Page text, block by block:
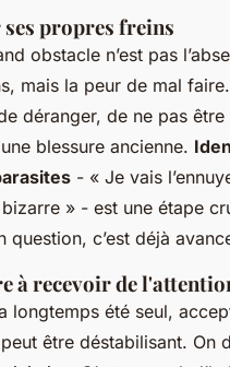
propres freins
obstacle n’est pas
mais la peur de mal
déranger, de ne pas
blessure ancienne.
- « Je vais
» - est une étape
question, c’est déjà
à recevoir de
longtemps été seul,
peut être déstabilisant. On